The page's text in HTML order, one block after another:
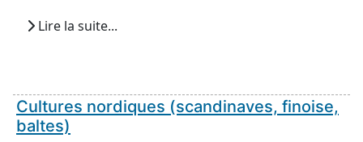
Lire la suite...
Cultures nordiques (scandinaves, finoise,
baltes)